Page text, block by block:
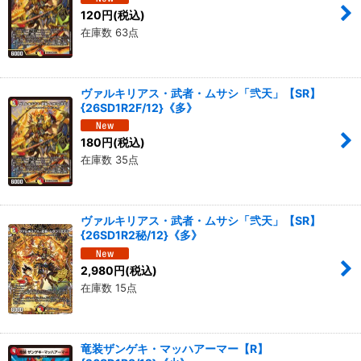
120円(税込)
在庫数 63点
ヴァルキリアス・武者・ムサシ「弐天」【SR】
{26SD1R2F/12}《多》
180円(税込)
在庫数 35点
ヴァルキリアス・武者・ムサシ「弐天」【SR】
{26SD1R2秘/12}《多》
2,980円(税込)
在庫数 15点
竜装ザンゲキ・マッハアーマー【R】